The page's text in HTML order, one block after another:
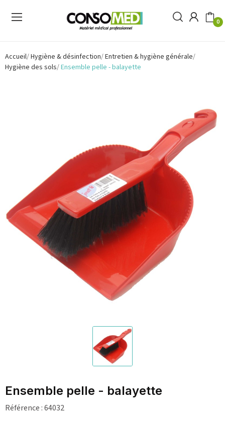
0
Accueil Hygiène & désinfection Entretien & hygiène générale
Hygiène des sols Ensemble pelle - balayette
Ensemble pelle - balayette
Référence :64032